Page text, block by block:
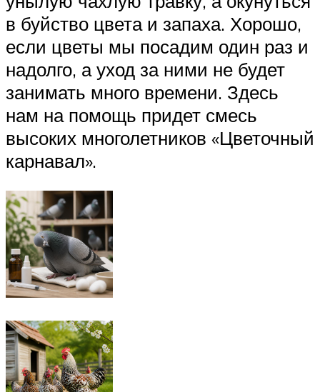
в буйство цвета и запаха. Хорошо,
если цветы мы посадим один раз и
надолго, а уход за ними не будет
занимать много времени. Здесь
нам на помощь придет смесь
высоких многолетников «Цветочный
карнавал».